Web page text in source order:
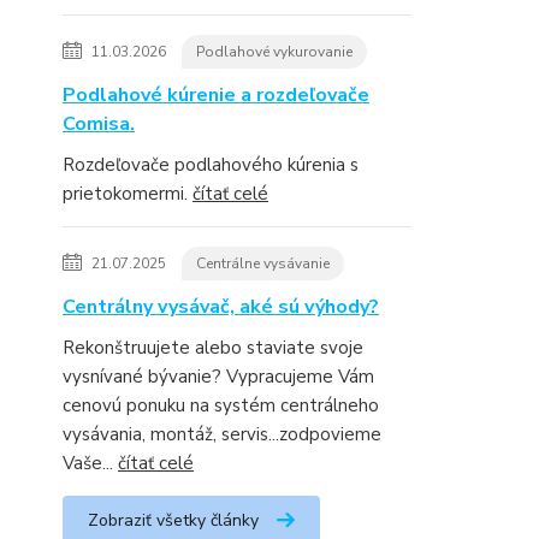
11.03.2026 Podlahové vykurovanie
Podlahové kúrenie a rozdeľovače
Comisa.
Rozdeľovače podlahového kúrenia s
prietokomermi. čítať celé
21.07.2025 Centrálne vysávanie
Centrálny vysávač, aké sú výhody?
Rekonštruujete alebo staviate svoje
vysnívané bývanie? Vypracujeme Vám
cenovú ponuku na systém centrálneho
vysávania, montáž, servis...zodpovieme
Vaše... čítať celé
Zobraziť všetky články